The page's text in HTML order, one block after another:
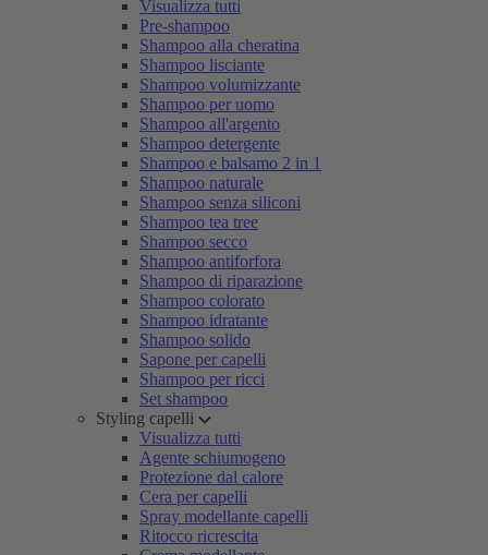
Visualizza tutti
Pre-shampoo
Shampoo alla cheratina
Shampoo lisciante
Shampoo volumizzante
Shampoo per uomo
Shampoo all'argento
Shampoo detergente
Shampoo e balsamo 2 in 1
Shampoo naturale
Shampoo senza siliconi
Shampoo tea tree
Shampoo secco
Shampoo antiforfora
Shampoo di riparazione
Shampoo colorato
Shampoo idratante
Shampoo solido
Sapone per capelli
Shampoo per ricci
Set shampoo
Styling capelli
Visualizza tutti
Agente schiumogeno
Protezione dal calore
Cera per capelli
Spray modellante capelli
Ritocco ricrescita